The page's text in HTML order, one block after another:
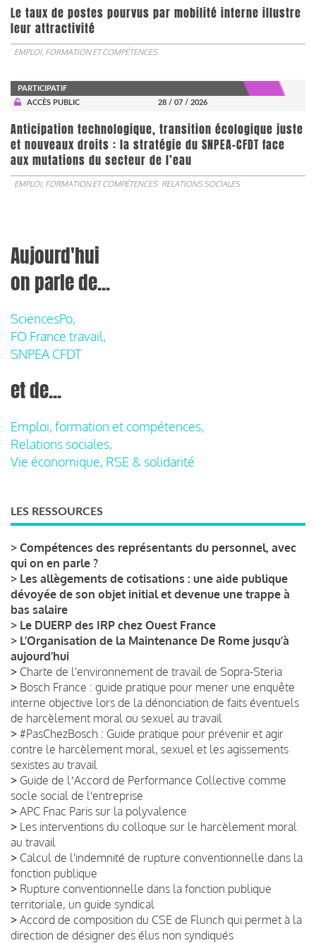
Le taux de postes pourvus par mobilité interne illustre
leur attractivité
EMPLOI, FORMATION ET COMPÉTENCES
PARTICIPATIF
ACCÈS PUBLIC
28 / 07 / 2026
Anticipation technologique, transition écologique juste
et nouveaux droits : la stratégie du SNPEA-CFDT face
aux mutations du secteur de l’eau
EMPLOI, FORMATION ET COMPÉTENCES RELATIONS SOCIALES
Aujourd'hui
on parle de...
SciencesPo,
FO France travail,
SNPEA CFDT
et de...
Emploi, formation et compétences,
Relations sociales,
Vie économique, RSE & solidarité
LES RESSOURCES
> Compétences des représentants du personnel, avec
qui on en parle ?
> Les allègements de cotisations : une aide publique
dévoyée de son objet initial et devenue une trappe à
bas salaire
> Le DUERP des IRP chez Ouest France
> L’Organisation de la Maintenance De Rome jusqu’à
aujourd’hui
> Charte de l'environnement de travail de Sopra-Steria
> Bosch France : guide pratique pour mener une enquête
interne objective lors de la dénonciation de faits éventuels
de harcèlement moral ou sexuel au travail
> #PasChezBosch : Guide pratique pour prévenir et agir
contre le harcèlement moral, sexuel et les agissements
sexistes au travail
> Guide de lʼAccord de Performance Collective comme
socle social de l'entreprise
> APC Fnac Paris sur la polyvalence
> Les interventions du colloque sur le harcèlement moral
au travail
> Calcul de l'indemnité de rupture conventionnelle dans la
fonction publique
> Rupture conventionnelle dans la fonction publique
territoriale, un guide syndical
> Accord de composition du CSE de Flunch qui permet à la
direction de désigner des élus non syndiqués